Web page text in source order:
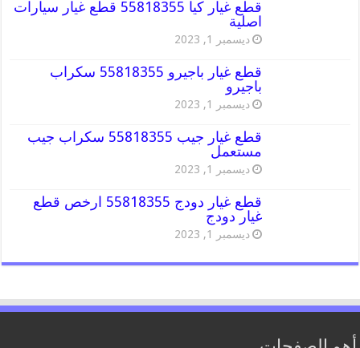
قطع غيار كيا 55818355 قطع غيار سيارات
اصلية
ديسمبر 1, 2023
قطع غيار باجيرو 55818355 سكراب
باجيرو
ديسمبر 1, 2023
قطع غيار جيب 55818355 سكراب جيب
مستعمل
ديسمبر 1, 2023
قطع غيار دودج 55818355 ارخص قطع
غيار دودج
ديسمبر 1, 2023